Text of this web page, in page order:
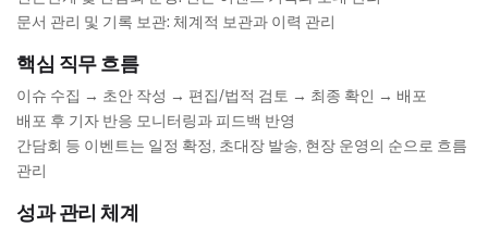
문서 관리 및 기록 보관: 체계적 보관과 이력 관리
핵심 직무 흐름
이슈 수집 → 초안 작성 → 편집/법적 검토 → 최종 확인 → 배포
배포 후 기자 반응 모니터링과 피드백 반영
간담회 등 이벤트는 일정 확정, 초대장 발송, 현장 운영의 순으로 흐름
관리
성과 관리 체계